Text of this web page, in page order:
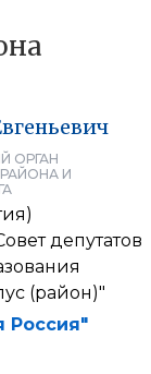
ОРГАН
И
депутатов
(район)"
Россия"